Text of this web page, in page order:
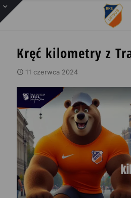
Kręć kilometry z
11 czerwca 2024